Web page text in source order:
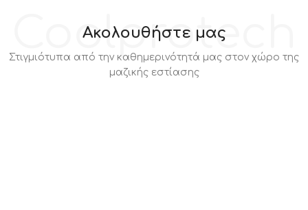
Coolprotech
Ακολουθήστε μας
Στιγμιότυπα από την καθημερινότητά μας στον χώρο της
μαζικής εστίασης